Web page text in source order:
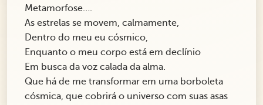
Metamorfose….
As estrelas se movem, calmamente,
Dentro do meu eu cósmico,
Enquanto o meu corpo está em declínio
Em busca da voz calada da alma.
Que há de me transformar em uma borboleta
cósmica, que cobrirá o universo com suas asas